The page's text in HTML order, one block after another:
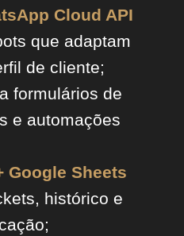
Cloud API
que adaptam
de cliente;
formulários de
e automações
Google Sheets
histórico e